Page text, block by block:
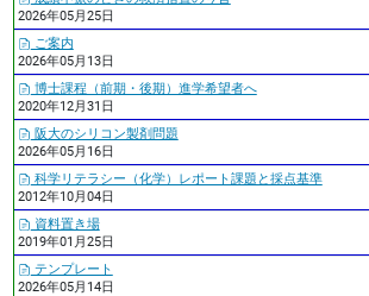
2026年05月25日
ご案内
2026年05月13日
博士課程（前期・後期）進学希望者へ
2020年12月31日
阪大のシリコン製剤問題
2026年05月16日
科学リテラシー（化学）レポート課題と採点基準
2012年10月04日
資料置き場
2019年01月25日
テンプレート
2026年05月14日